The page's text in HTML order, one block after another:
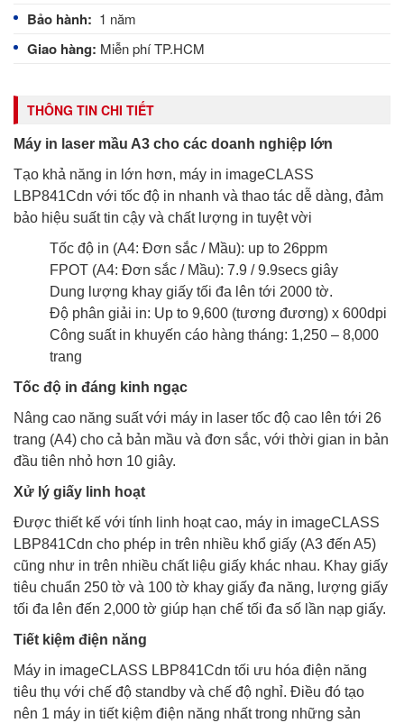
Bảo hành: 1 năm
Giao hàng: Miễn phí TP.HCM
THÔNG TIN CHI TIẾT
Máy in laser mầu A3 cho các doanh nghiệp lớn
Tạo khả năng in lớn hơn, máy in imageCLASS
LBP841Cdn với tốc độ in nhanh và thao tác dễ dàng, đảm
bảo hiệu suất tin cậy và chất lượng in tuyệt vời
Tốc độ in (A4: Đơn sắc / Mầu): up to 26ppm
FPOT (A4: Đơn sắc / Mầu): 7.9 / 9.9secs giây
Dung lượng khay giấy tối đa lên tới 2000 tờ.
Độ phân giải in: Up to 9,600 (tương đương) x 600dpi
Công suất in khuyến cáo hàng tháng: 1,250 – 8,000
trang
Tốc độ in đáng kinh ngạc
Nâng cao năng suất với máy in laser tốc độ cao lên tới 26
trang (A4) cho cả bản mầu và đơn sắc, với thời gian in bản
đầu tiên nhỏ hơn 10 giây.
Xử lý giấy linh hoạt
Được thiết kế với tính linh hoạt cao, máy in imageCLASS
LBP841Cdn cho phép in trên nhiều khổ giấy (A3 đến A5)
cũng như in trên nhiều chất liệu giấy khác nhau. Khay giấy
tiêu chuẩn 250 tờ và 100 tờ khay giấy đa năng, lượng giấy
tối đa lên đến 2,000 tờ giúp hạn chế tối đa số lần nạp giấy.
Tiết kiệm điện năng
Máy in imageCLASS LBP841Cdn tối ưu hóa điện năng
tiêu thụ với chế độ standby và chế độ nghỉ. Điều đó tạo
nên 1 máy in tiết kiệm điện năng nhất trong những sản